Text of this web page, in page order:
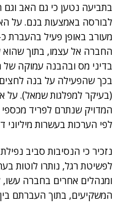
בתביעה נטען כי גם האב
לבורסה באמצעות בנם. על
החברה אל עצמו, בתוך
בכך שהפעילה על בנה לחצים
(בעיקר למפלגות שמאל).
המדויק שנתרם לפריד
לפי הערכות בעשרות מיליוני
נזכיר כי הנסיבות סביב
לפשיטת רגל, נותרו לוטות
ומנהלים אחרים בחברה עשו,
המשקיעים, בתוך העברתם